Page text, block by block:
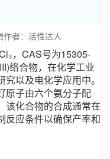
作者：活性达人
，CAS号为15305-
络合物，在化学工业
以及电化学应用中。
原子由六个氨分子配
该化合物的合成通常在
反应条件以确保产率和